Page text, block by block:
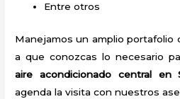
Entre otros
Manejamos un amplio portafolio
a que conozcas lo necesario
aire acondicionado central en
agenda la visita con nuestros